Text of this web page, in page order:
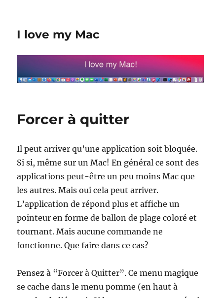
I love my Mac
Forcer à quitter
Il peut arriver qu’une application soit bloquée.
Si si, même sur un Mac! En général ce sont des
applications peut-être un peu moins Mac que
les autres. Mais oui cela peut arriver.
L’application de répond plus et affiche un
pointeur en forme de ballon de plage coloré et
tournant. Mais aucune commande ne
fonctionne. Que faire dans ce cas?
Pensez à “Forcer à Quitter”. Ce menu magique
se cache dans le menu pomme (en haut à